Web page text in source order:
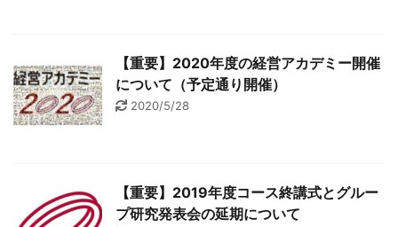
【重要】2020年度の経営アカデミー開催
について（予定通り開催）
2020/5/28
【重要】2019年度コース終講式とグルー
プ研究発表会の延期について